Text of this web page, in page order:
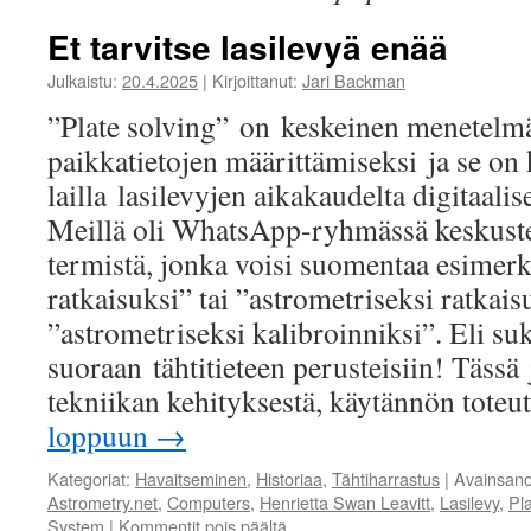
Et tarvitse lasilevyä enää
Julkaistu: 20.4.2025 | Kirjoittanut: Jari Backman
”Plate solving” on keskeinen
paikkatietojen määrittämiseksi ja se
lailla lasilevyjen aikakaudelta
Meillä oli WhatsApp-ryhmässä
termistä, jonka voisi suomentaa
ratkaisuksi” tai ”astrometriseksi
”astrometriseksi kalibroinniksi”. Eli
suoraan tähtitieteen perusteisiin!
tekniikan kehityksestä, käytännön
loppuun →
Kategoriat: Havaitseminen, Historiaa, Tähtiharrastus |
Astrometry.net, Computers, Henrietta Swan Leavitt, Lasilevy,
System | Kommentit pois päältä